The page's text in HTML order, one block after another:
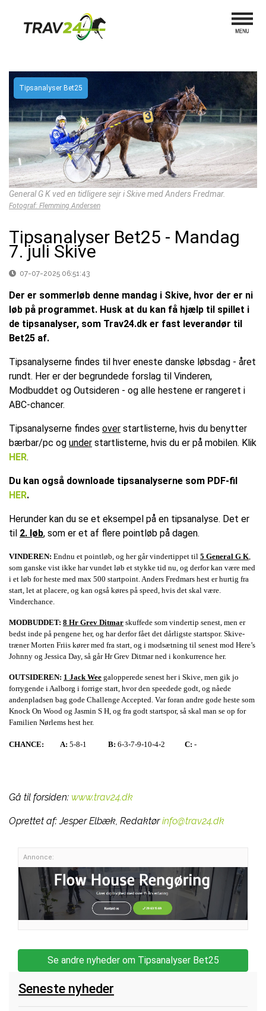
Tipsanalyser Bet25
General G K ved en tidligere sejr i Skive med Anders Fredmar.
Fotograf: Flemming Andersen
Tipsanalyser Bet25 - Mandag
7. juli Skive
07-07-2025 06:51:43
Der er sommerløb denne mandag i Skive, hvor der er ni
løb på programmet. Husk at du kan få hjælp til spillet i
de tipsanalyser, som Trav24.dk er fast leverandør til
Bet25 af.
Tipsanalyserne findes til hver eneste danske løbsdag - året
rundt. Her er der begrundede forslag til Vinderen,
Modbuddet og Outsideren - og alle hestene er rangeret i
ABC-chancer.
Tipsanalyserne findes over startlisterne, hvis du benytter
bærbar/pc og under startlisterne, hvis du er på mobilen. Klik
HER.
Du kan også downloade tipsanalyserne som PDF-fil
HER.
Herunder kan du se et eksempel på en tipsanalyse. Det er
til 2. løb, som er et af flere pointløb på dagen.
VINDEREN: Endnu et pointløb, og her går vindertippet til 5 General G K,
som ganske vist ikke har vundet løb et stykke tid nu, og derfor kan være med
i et løb for heste med max 500 startpoint. Anders Fredmars hest er hurtig fra
start, let at placere, og kan også køres på speed, hvis det skal være.
Vinderchance.
MODBUDDET: 8 Hr Grev Ditmar skuffede som vindertip senest, men er
bedst inde på pengene her, og har derfor fået det dårligste startspor. Skive-
træner Morten Friis kører med fra start, og i modsætning til senest mod Here’s
Johnny og Jessica Day, så går Hr Grev Ditmar ned i konkurrence her.
OUTSIDEREN: 1 Jack Wee galopperede senest her i Skive, men gik jo
forrygende i Aalborg i forrige start, hvor den speedede godt, og nåede
andenpladsen bag gode Challenge Accepted. Var foran andre gode heste som
Knock On Wood og Jasmin S H, og fra godt startspor, så skal man se op for
Familien Nørlems hest her.
CHANCE: A: 5-8-1 B: 6-3-7-9-10-4-2 C: -
Gå til forsiden: www.trav24.dk
Oprettet af:Jesper Elbæk, Redaktør info@trav24.dk
Annonce:
Se andre nyheder om Tipsanalyser Bet25
Seneste nyheder